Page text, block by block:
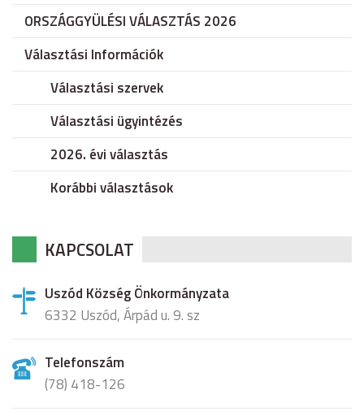
ORSZÁGGYÜLÉSI VÁLASZTÁS 2026
Választási Információk
Választási szervek
Választási ügyintézés
2026. évi választás
Korábbi választások
KAPCSOLAT
Uszód Község Önkormányzata
6332 Uszód, Árpád u. 9. sz
Telefonszám
(78) 418-126